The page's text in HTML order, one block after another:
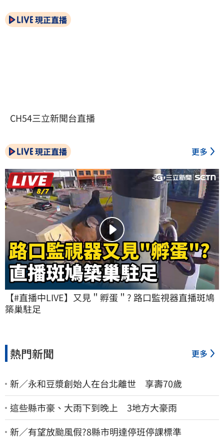
現正直播
CH54三立新聞台直播
現正直播 更多
【#直播中LIVE】又見＂孵蛋＂? 路口監視器直播斑鳩
築巢駐足
熱門新聞 更多
新／永和豆漿創始人在台北離世 享壽70歲
這些縣市豪、大雨下到晚上 3地方大豪雨
新／有望放颱風假?8縣市明達停班停課標準